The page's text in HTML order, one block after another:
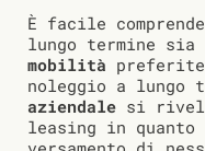
È facile
lungo termine sia
mobilità
noleggio a lungo
aziendale si
leasing in